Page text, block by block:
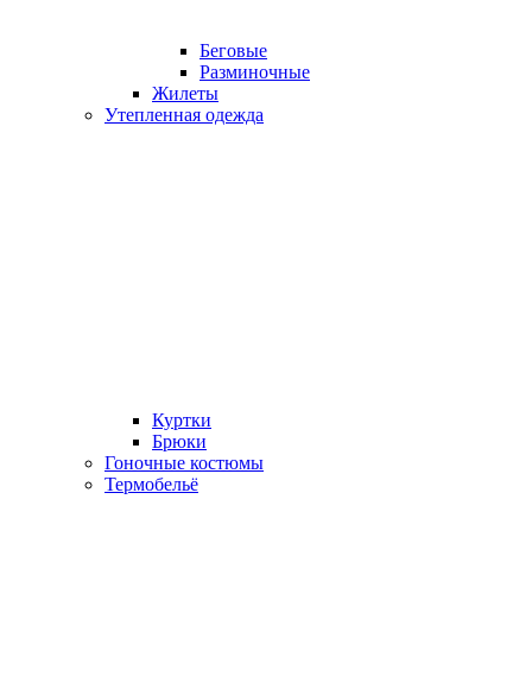
Беговые
Разминочные
Жилеты
Утепленная одежда
Куртки
Брюки
Гоночные костюмы
Термобельё